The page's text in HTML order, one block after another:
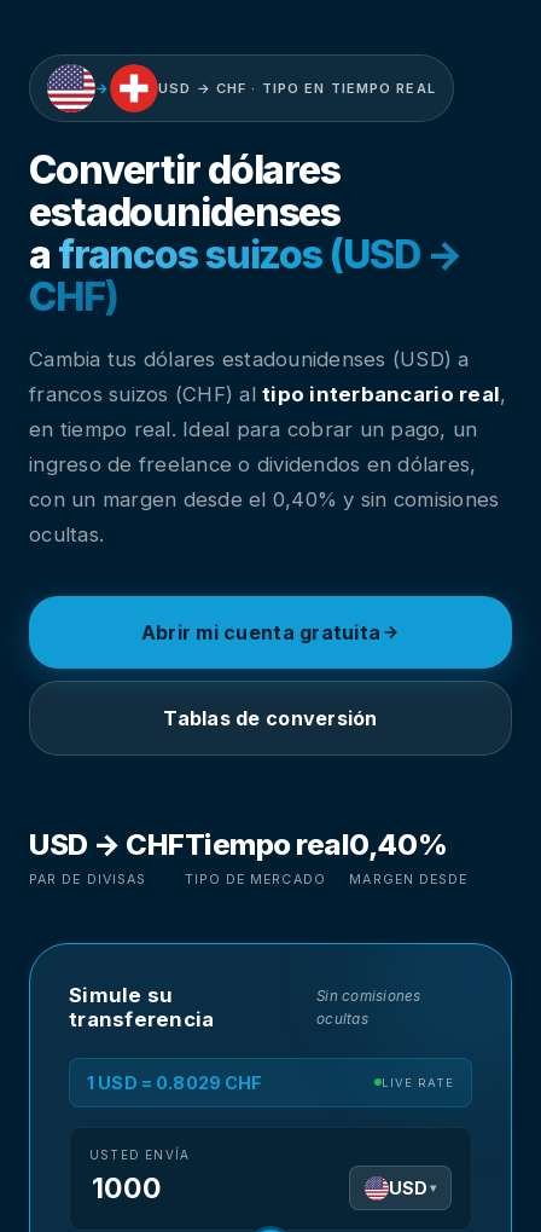
→ USD → CHF · TIPO EN TIEMPO REAL
Convertir dólares
estadounidenses
a francos suizos (USD →
CHF)
Cambia tus dólares estadounidenses (USD) a
francos suizos (CHF) altipo interbancario real,
en tiempo real. Ideal para cobrar un pago, un
ingreso de freelance o dividendos en dólares,
con un margen desde el 0,40% y sin comisiones
ocultas.
Abrir mi cuenta gratuita
Tablas de conversión
USD → CHF
PAR DE DIVISAS
Tiempo real
TIPO DE MERCADO
0,40%
MARGEN DESDE
Simule su
transferencia
Sin comisiones
ocultas
1 USD = 0.8029 CHF LIVE RATE
USTED ENVÍA
USD ▾